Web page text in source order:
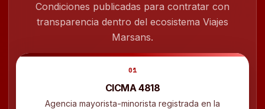
Condiciones publicadas para contratar con
transparencia dentro del ecosistema Viajes
Marsans.
01
CICMA 4818
Agencia mayorista-minorista registrada en la